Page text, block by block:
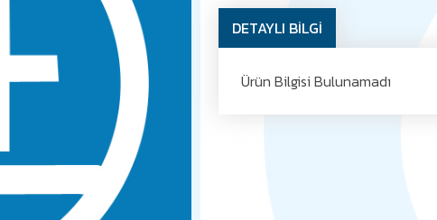
DETAYLI BİLGİ
Ürün Bilgisi Bulunamadı